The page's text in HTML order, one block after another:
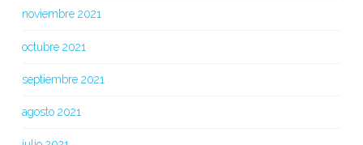
noviembre 2021
octubre 2021
septiembre 2021
agosto 2021